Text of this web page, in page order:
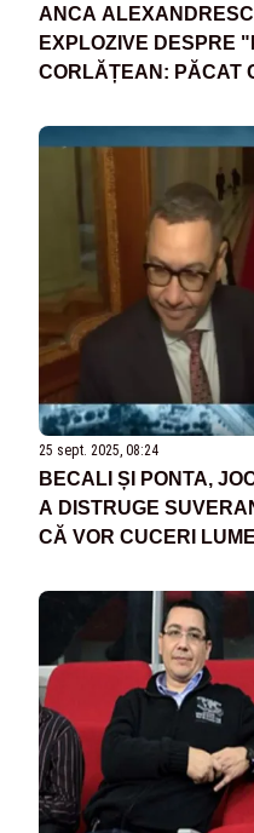
ANCA
EXPLOZIVE DESPRE
CORLĂȚEAN: PĂCAT
LA CLUJ - VIDEO
25 sept. 2025, 08:24
BECALI ȘI PONTA,
A DISTRUGE
CĂ VOR CUCERI